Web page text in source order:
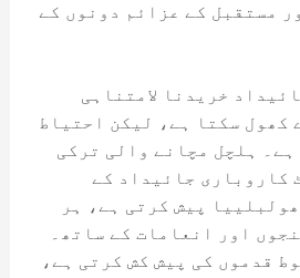
مستقبل کے عزائم دونوں کے
خریدنا لامتناہی
کھول سکتا ہے، لیکن احتیاط
ہلچل مچانے والی ترکی
کاروباری جائیداد کے
پیش کرتی ہے، ہر
اور انعامات کے ساتھ۔
قدموں کی پیش کش کرتی ہے،